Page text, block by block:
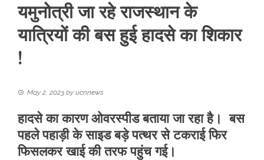
यमुनोत्री जा रहे राजस्थान के
यात्रियों की बस हुई हादसे का शिकार
!
May 2, 2023 by ucnnews
हादसे का कारण ओवरस्पीड बताया जा रहा है। बस
पहले पहाड़ी के साइड बड़े पत्थर से टकराई फिर
फिसलकर खाई की तरफ पहुंच गई।